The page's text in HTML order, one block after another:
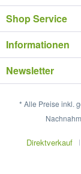
Shop Service
Informationen
Newsletter
* Alle Preise inkl.
Direktverkauf